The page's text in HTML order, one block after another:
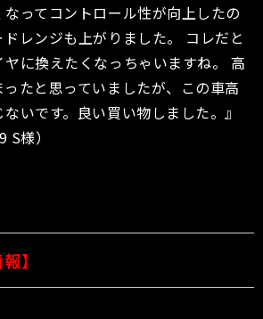
ってコントロール性が向上したの
レンジも上がりました。 コレだと
に換えたくなっちゃいますね。 高
たと思っていましたが、この車高
いです。良い買い物しました。』
様）
】